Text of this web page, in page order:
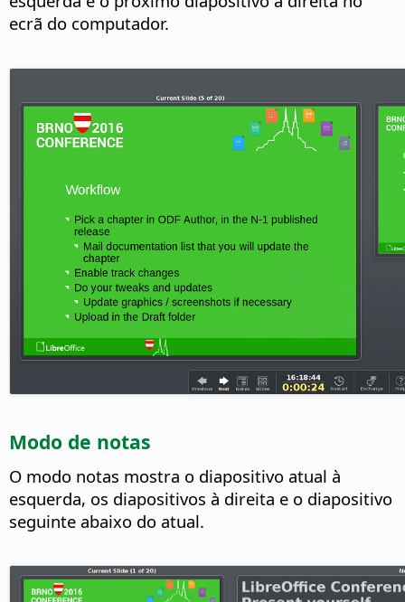
ecrã do computador.
Modo de notas
O modo notas mostra o diapositivo atual à
esquerda, os diapositivos à direita e o diapositivo
seguinte abaixo do atual.